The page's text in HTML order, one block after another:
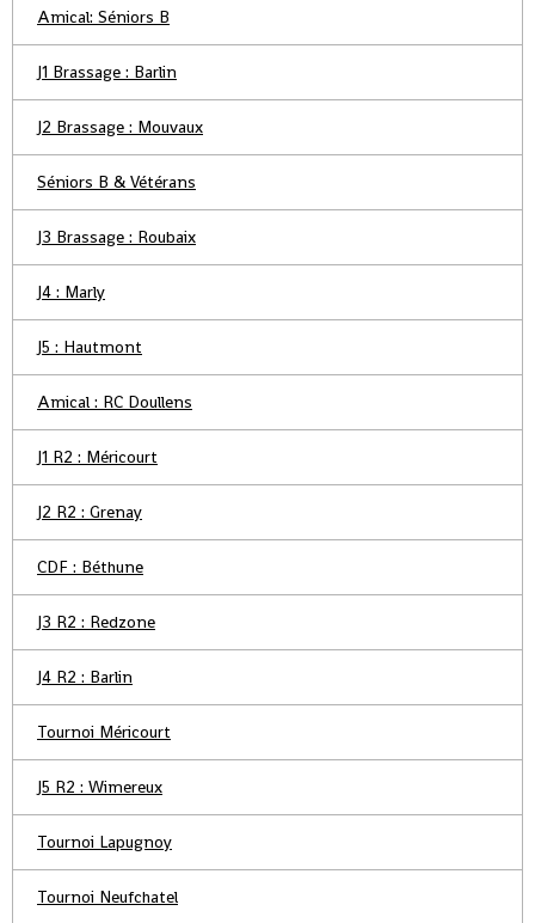
Amical: Séniors B
J1 Brassage : Barlin
J2 Brassage : Mouvaux
Séniors B & Vétérans
J3 Brassage : Roubaix
J4 : Marly
J5 : Hautmont
Amical : RC Doullens
J1 R2 : Méricourt
J2 R2 : Grenay
CDF : Béthune
J3 R2 : Redzone
J4 R2 : Barlin
Tournoi Méricourt
J5 R2 : Wimereux
Tournoi Lapugnoy
Tournoi Neufchatel